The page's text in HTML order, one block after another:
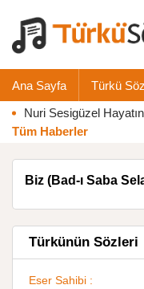
Ana Sayfa Türkü
Nuri Sesigüzel
Tüm Haberler
Biz (Bad-ı Saba
Türkünün Sözleri
Eser Sahibi :